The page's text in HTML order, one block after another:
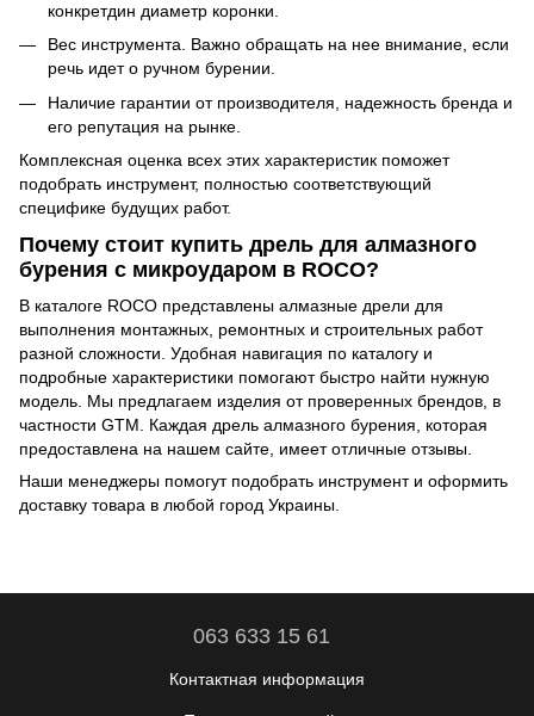
конкретдин диаметр коронки.
Вес инструмента. Важно обращать на нее внимание, если
речь идет о ручном бурении.
Наличие гарантии от производителя, надежность бренда и
его репутация на рынке.
Комплексная оценка всех этих характеристик поможет
подобрать инструмент, полностью соответствующий
специфике будущих работ.
Почему стоит купить дрель для алмазного
бурения с микроударом в ROCO?
В каталоге ROCO представлены алмазные дрели для
выполнения монтажных, ремонтных и строительных работ
разной сложности. Удобная навигация по каталогу и
подробные характеристики помогают быстро найти нужную
модель. Мы предлагаем изделия от проверенных брендов, в
частности GTM. Каждая дрель алмазного бурения, которая
предоставлена на нашем сайте, имеет отличные отзывы.
Наши менеджеры помогут подобрать инструмент и оформить
доставку товара в любой город Украины.
063 633 15 61
Контактная информация